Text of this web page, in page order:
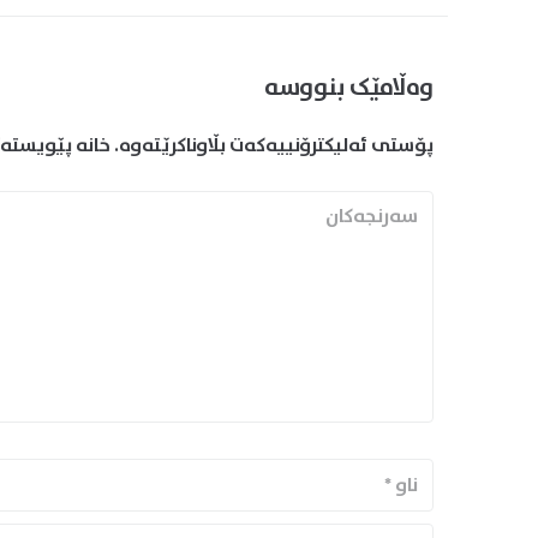
وەڵامێک بنووسە
پۆستی ئەلیکترۆنییەکەت بڵاوناکرێتەوە.خانە